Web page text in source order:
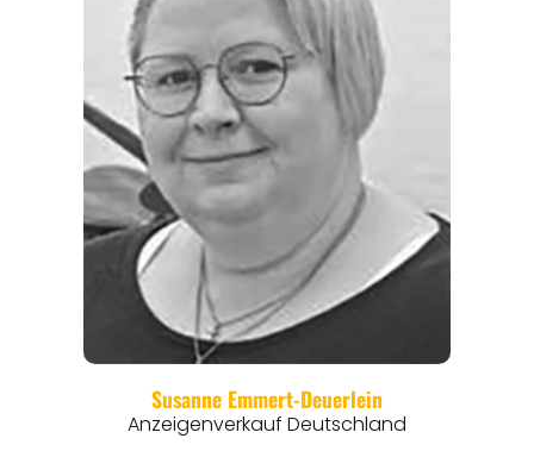
REISEFÜHRER
REISEMAGAZINE
THEMEN
ANGEBOTE